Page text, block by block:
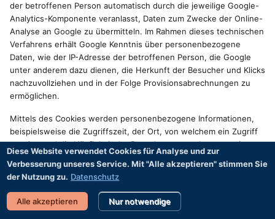
der betroffenen Person automatisch durch die jeweilige Google-
Analytics-Komponente veranlasst, Daten zum Zwecke der Online-
Analyse an Google zu übermitteln. Im Rahmen dieses technischen
Verfahrens erhält Google Kenntnis über personenbezogene
Daten, wie der IP-Adresse der betroffenen Person, die Google
unter anderem dazu dienen, die Herkunft der Besucher und Klicks
nachzuvollziehen und in der Folge Provisionsabrechnungen zu
ermöglichen.
Mittels des Cookies werden personenbezogene Informationen,
beispielsweise die Zugriffszeit, der Ort, von welchem ein Zugriff
ausging und die Häufigkeit der Besuche unserer Internetseite
durch die betroffene Person, gespeichert. Bei jedem Besuch
unserer Internetseiten werden diese personenbezogenen Daten,
einschließlich der IP-Adresse des von der betroffenen Person
genutzten Internetanschlusses, an Google in den Vereinigten
Staaten von Amerika übertragen. Diese personenbezogenen
Diese Website verwendet Cookies für Analyse und zur
Verbesserung unseres Service. Mit "Alle akzeptieren" stimmen Sie
der Nutzung zu. Datenschutz
Alle akzeptieren Nur notwendige